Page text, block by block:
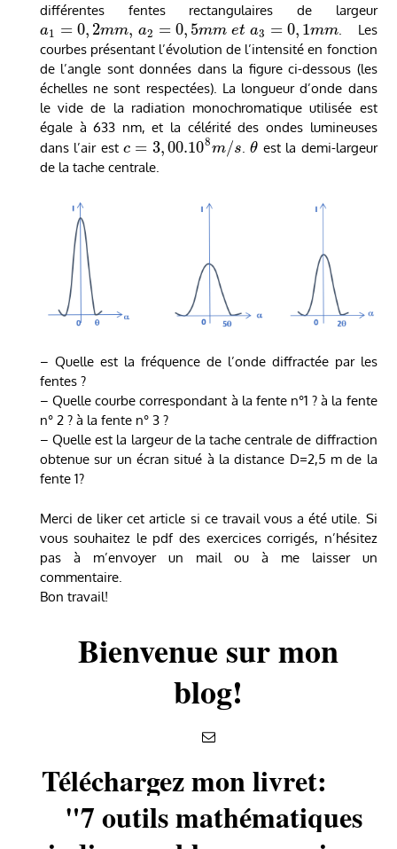
différentes fentes rectangulaires de largeur
a1 = 0, 2mm, a2 = 0, 5mm et a3 = 0, 1mm . Les
courbes présentant l’évolution de l’intensité en fonction
de l’angle sont données dans la figure ci-dessous (les
échelles ne sont respectées). La longueur d’onde dans
le vide de la radiation monochromatique utilisée est
égale à 633 nm, et la célérité des ondes lumineuses
dans l’air estc = 3,00.108m/s .θ est la demi-largeur
de la tache centrale.
– Quelle est la fréquence de l’onde diffractée par les
fentes ?
– Quelle courbe correspondant à la fente n°1 ? à la fente
n° 2 ? à la fente n° 3 ?
– Quelle est la largeur de la tache centrale de diffraction
obtenue sur un écran situé à la distance D=2,5 m de la
fente 1?
Merci de liker cet article si ce travail vous a été utile. Si
vous souhaitez le pdf des exercices corrigés, n’hésitez
pas à m’envoyer un mail ou à me laisser un
commentaire.
Bon travail!
Bienvenue sur mon
blog!
Téléchargez mon livret:
"7 outils mathématiques